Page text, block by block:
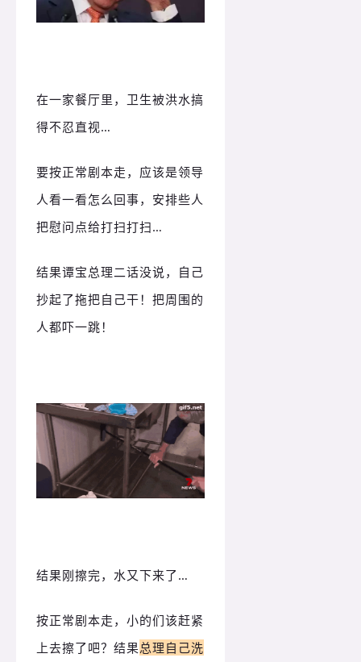
在一家餐厅里，卫生被洪水搞
得不忍直视…
要按正常剧本走，应该是领导
人看一看怎么回事，安排些人
把慰问点给打扫打扫…
结果谭宝总理二话没说，自己
抄起了拖把自己干！把周围的
人都吓一跳！
结果刚擦完，水又下来了…
按正常剧本走，小的们该赶紧
上去擦了吧？结果总理自己洗